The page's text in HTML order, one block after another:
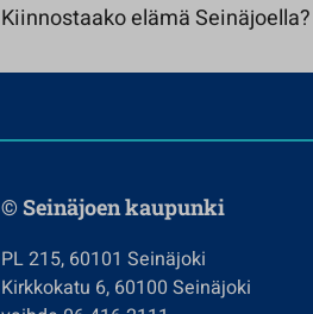
Kiinnostaako elämä Seinäjoella?
© Seinäjoen kaupunki
PL 215, 60101 Seinäjoki
Kirkkokatu 6, 60100 Seinäjoki